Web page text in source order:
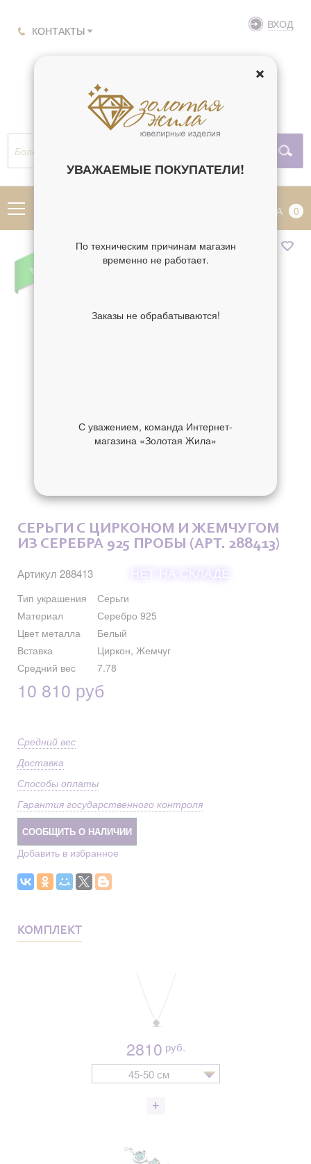
КОНТАКТЫ ВХОД
КОРЗИНА 0
СЕРЬГИ С ЦИРКОНОМ И ЖЕМЧУГОМ
ИЗ СЕРЕБРА 925 ПРОБЫ (АРТ. 288413)
Артикул 288413 НЕТ НА СКЛАДЕ
Тип украшения
Серьги
Материал
Серебро 925
Цвет металла
Белый
Вставка
Циркон, Жемчуг
Средний вес
7.78
10 810 руб
Средний вес
Доставка
Способы оплаты
Гарантия государственного контроля
СООБЩИТЬ О НАЛИЧИИ
Добавить в избранное
КОМПЛЕКТ
2810 руб.
45-50 см
УВАЖАЕМЫЕ ПОКУПАТЕЛИ!
По техническим причинам магазин
временно не работает.
Заказы не обрабатываются!
С уважением, команда Интернет-
магазина «Золотая Жила»